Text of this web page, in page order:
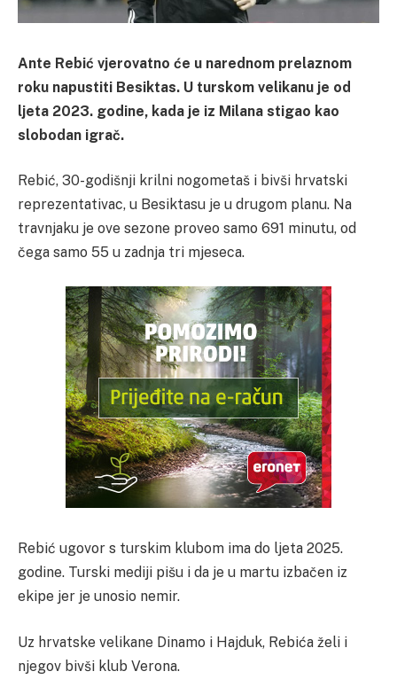
Ante Rebić vjerovatno će u narednom prelaznom
roku napustiti Besiktas. U turskom velikanu je od
ljeta 2023. godine, kada je iz Milana stigao kao
slobodan igrač.
Rebić, 30-godišnji krilni nogometaš i bivši hrvatski
reprezentativac, u Besiktasu je u drugom planu. Na
travnjaku je ove sezone proveo samo 691 minutu, od
čega samo 55 u zadnja tri mjeseca.
Rebić ugovor s turskim klubom ima do ljeta 2025.
godine. Turski mediji pišu i da je u martu izbačen iz
ekipe jer je unosio nemir.
Uz hrvatske velikane Dinamo i Hajduk, Rebića želi i
njegov bivši klub Verona.